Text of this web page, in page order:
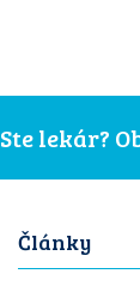
Ste lekár?
Články